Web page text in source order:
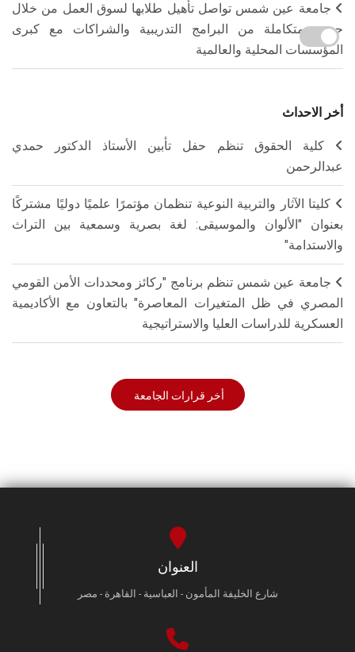
جامعة عين شمس تواصل تأهيل طلابها لسوق العمل من خلال
حزمة متكاملة من البرامج التدريبية والشراكات مع كبرى
المؤسسات المحلية والعالمية
أخر الاحداث
كلية الحقوق تنظم حفل تأبين الأستاذ الدكتور حمدي
عبدالرحمن
كليتا الآثار والتربية النوعية تنظمان مؤتمرًا علميًا دوليًا مشتركًا
بعنوان "الألوان والموسيقى: لغة بصرية وسمعية بين التراث
والاستدامة"
جامعة عين شمس تنظم برنامج "ركائز ومحددات الأمن القومي
المصري في ظل المتغيرات المعاصرة" بالتعاون مع الأكاديمية
العسكرية للدراسات العليا والاستراتيجية
أخر قرارات الجامعة
العنوان
شارع الخليفة المأمون - العباسية - القاهرة - مصر